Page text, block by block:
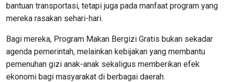
bantuan transportasi, tetapi juga pada manfaat program yang
mereka rasakan sehari-hari.
Bagi mereka, Program Makan Bergizi Gratis bukan sekadar
agenda pemerintah, melainkan kebijakan yang membantu
pemenuhan gizi anak-anak sekaligus memberikan efek
ekonomi bagi masyarakat di berbagai daerah.